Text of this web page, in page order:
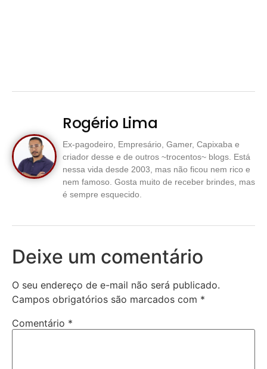
Rogério Lima
Ex-pagodeiro, Empresário, Gamer, Capixaba e
criador desse e de outros ~trocentos~ blogs. Está
nessa vida desde 2003, mas não ficou nem rico e
nem famoso. Gosta muito de receber brindes, mas
é sempre esquecido.
Deixe um comentário
O seu endereço de e-mail não será publicado.
Campos obrigatórios são marcados com *
Comentário *